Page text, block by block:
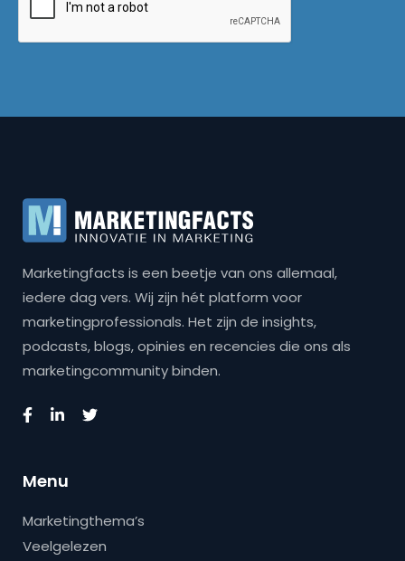
Marketingfacts is een beetje van ons allemaal,
iedere dag vers. Wij zijn hét platform voor
marketingprofessionals. Het zijn de insights,
podcasts, blogs, opinies en recencies die ons als
marketingcommunity binden.
Menu
Marketingthema’s
Veelgelezen